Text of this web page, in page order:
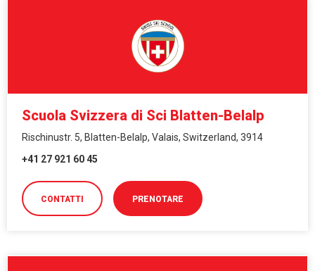
Scuola Svizzera di Sci Blatten-Belalp
Rischinustr. 5, Blatten-Belalp, Valais, Switzerland, 3914
+41 27 921 60 45
CONTATTI PRENOTARE